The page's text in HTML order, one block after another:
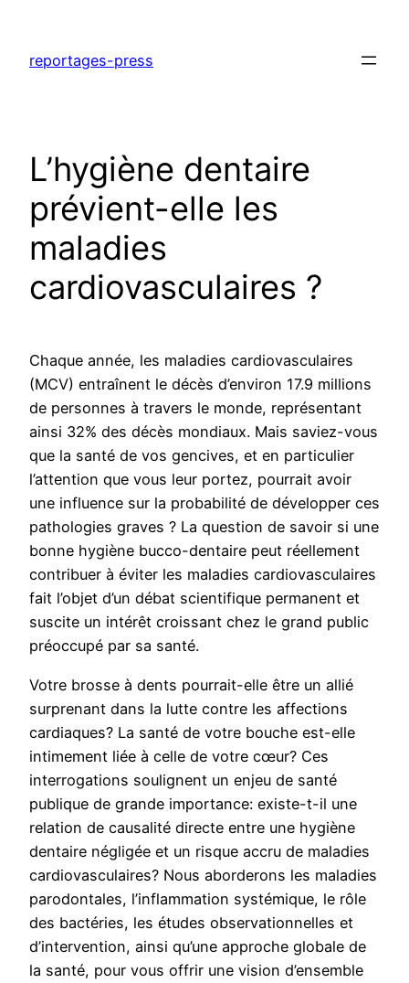
contenu
reportages-press
L’hygiène dentaire
prévient-elle les
maladies
cardiovasculaires ?
Chaque année, les maladies cardiovasculaires
(MCV) entraînent le décès d’environ 17.9 millions
de personnes à travers le monde, représentant
ainsi 32% des décès mondiaux. Mais saviez-vous
que la santé de vos gencives, et en particulier
l’attention que vous leur portez, pourrait avoir
une influence sur la probabilité de développer ces
pathologies graves ? La question de savoir si une
bonne hygiène bucco-dentaire peut réellement
contribuer à éviter les maladies cardiovasculaires
fait l’objet d’un débat scientifique permanent et
suscite un intérêt croissant chez le grand public
préoccupé par sa santé.
Votre brosse à dents pourrait-elle être un allié
surprenant dans la lutte contre les affections
cardiaques? La santé de votre bouche est-elle
intimement liée à celle de votre cœur? Ces
interrogations soulignent un enjeu de santé
publique de grande importance: existe-t-il une
relation de causalité directe entre une hygiène
dentaire négligée et un risque accru de maladies
cardiovasculaires? Nous aborderons les maladies
parodontales, l’inflammation systémique, le rôle
des bactéries, les études observationnelles et
d’intervention, ainsi qu’une approche globale de
la santé, pour vous offrir une vision d’ensemble